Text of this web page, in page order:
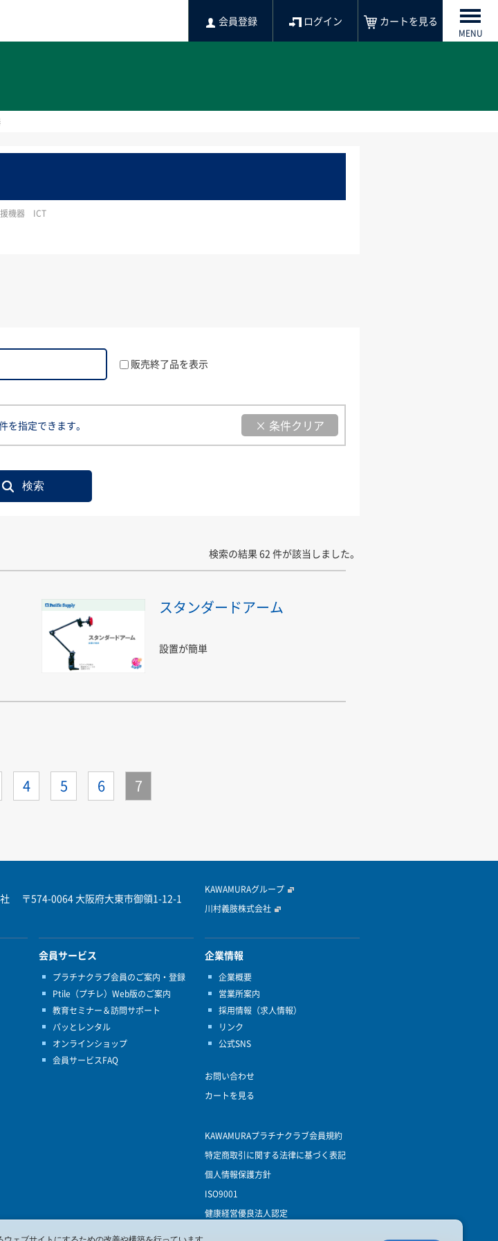
会員登録 ログイン カートを見る
MENU
機器 ICT
販売終了品を表示
を指定できます。 × 条件クリア
検索の結果 62 件が該当しました。
スタンダードアーム
設置が簡単
4 5 6 7
社 〒574-0064 大阪府大東市御領1-12-1
KAWAMURAグループ
川村義肢株式会社
会員サービス
プラチナクラブ会員のご案内・登録
Ptile（プチレ）Web版のご案内
教育セミナー＆訪問サポート
パッとレンタル
オンラインショップ
会員サービスFAQ
企業情報
企業概要
営業所案内
採用情報（求人情報）
リンク
公式SNS
お問い合わせ
カートを見る
KAWAMURAプラチナクラブ会員規約
特定商取引に関する法律に基づく表記
個人情報保護方針
ISO9001
健康経営優良法人認定